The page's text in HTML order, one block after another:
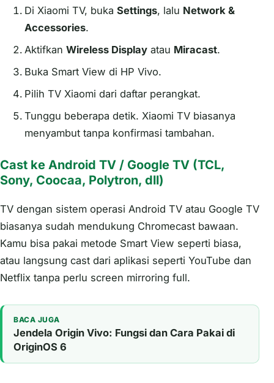
Di Xiaomi TV, buka Settings, lalu Network &
Accessories.
Aktifkan Wireless Display atau Miracast.
Buka Smart View di HP Vivo.
Pilih TV Xiaomi dari daftar perangkat.
Tunggu beberapa detik. Xiaomi TV biasanya
menyambut tanpa konfirmasi tambahan.
Cast ke Android TV / Google TV (TCL,
Sony, Coocaa, Polytron, dll)
TV dengan sistem operasi Android TV atau Google TV
biasanya sudah mendukung Chromecast bawaan.
Kamu bisa pakai metode Smart View seperti biasa,
atau langsung cast dari aplikasi seperti YouTube dan
Netflix tanpa perlu screen mirroring full.
BACA JUGA
Jendela Origin Vivo: Fungsi dan Cara Pakai di
OriginOS 6